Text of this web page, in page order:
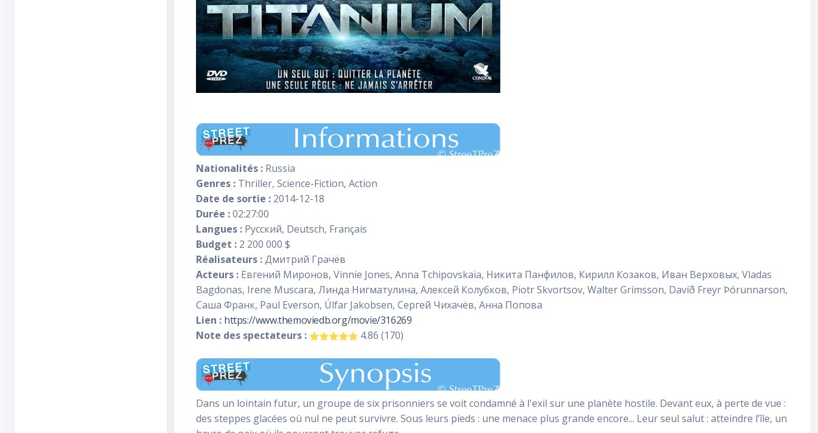
Nationalités : Russia
Genres : Thriller, Science-Fiction, Action
Date de sortie : 2014-12-18
Durée :02:27:00
Langues : Pусский, Deutsch, Français
Budget : 2 200 000 $
Réalisateurs :Дмитрий Грачёв
Acteurs : Евгений Миронов, Vinnie Jones, Anna Tchipovskaïa, Никита Панфилов, Кирилл Козаков, Иван Верховых, Vladas
Bagdonas, Irene Muscara, Линда Нигматулина, Алексей Колубков, Piotr Skvortsov, Walter Grímsson, Davíð Freyr Þórunnarson,
Саша Франк, Paul Everson, Úlfar Jakobsen, Сергей Чихачёв, Анна Попова
Lien : https://www.themoviedb.org/movie/316269
Note des spectateurs :
4.86 (170)
Dans un lointain futur, un groupe de six prisonniers se voit condamné à l'exil sur une planète hostile. Devant eux, à perte de vue :
des steppes glacées où nul ne peut survivre. Sous leurs pieds : une menace plus grande encore... Leur seul salut : atteindre l’île, un